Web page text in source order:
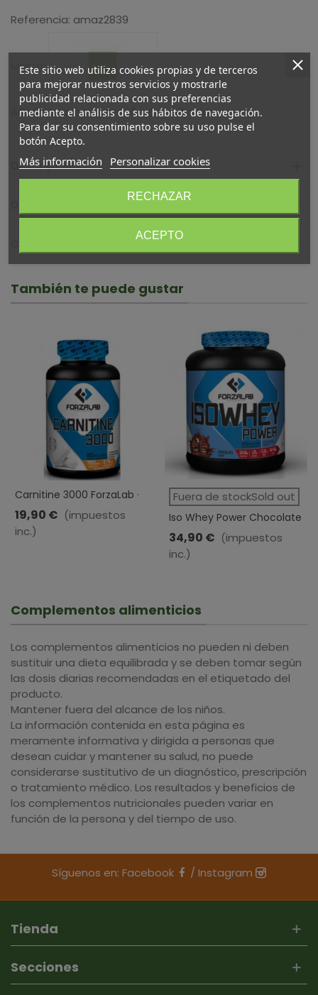
Referencia: amaz2839
Marca:
Añadir para comparar 0 A lista de deseos
Descripción
Detalles del producto
También te puede gustar
Carnitine 3000 ForzaLab ·
Dietmed · 90 Cápsulas
19,90 € (impuestos
inc.)
Fuera de stockSold out
Iso Whey Power Chocolate
ForzaLab · Dietmed · 1000
Gr
34,90 € (impuestos
inc.)
Complementos alimenticios
Los complementos alimenticios no pueden ni deben
sustituir una dieta equilibrada y se deben tomar según
las dosis diarias recomendadas en el etiquetado del
producto.
Mantener fuera del alcance de los niños.
La información contenida en esta página es
meramente informativa y dirigida a personas que
desean cuidar y mantener su salud, no puede
considerarse sustitutivo de un diagnóstico, prescripción
o tratamiento médico. Los resultados y beneficios de
los complementos nutricionales pueden variar en
función de la persona y del tiempo de uso.
Síguenos en: Facebook / Instagram
Este sitio web utiliza cookies propias y de terceros
para mejorar nuestros servicios y mostrarle
publicidad relacionada con sus preferencias
mediante el análisis de sus hábitos de navegación.
Para dar su consentimiento sobre su uso pulse el
botón Acepto.
Más información Personalizar cookies
RECHAZAR
ACEPTO
Tienda
Secciones